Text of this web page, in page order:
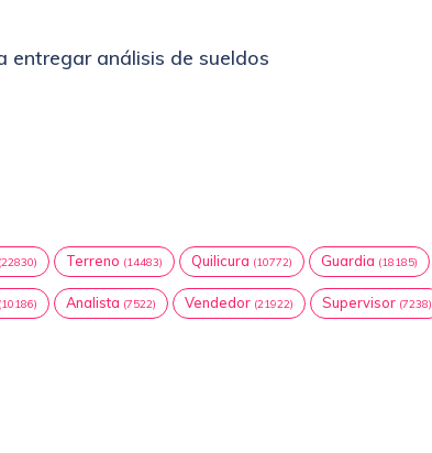
entregar análisis de sueldos
(22830) Terreno (14483) Quilicura (10772) Guardia (18185)
(10186) Analista (7522) Vendedor (21922) Supervisor (7238)